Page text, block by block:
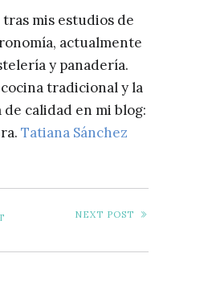
tras mis estudios de
actualmente
y panadería.
tradicional y la
calidad en mi blog:
Tatiana Sánchez
NEXT POST